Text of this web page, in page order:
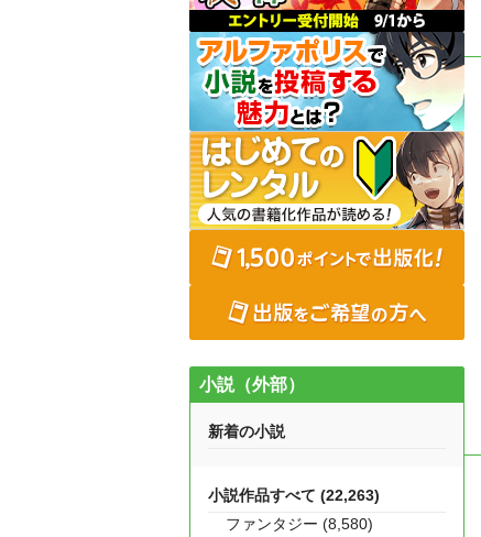
小説（外部）
新着の小説
小説作品すべて (22,263)
ファンタジー (8,580)